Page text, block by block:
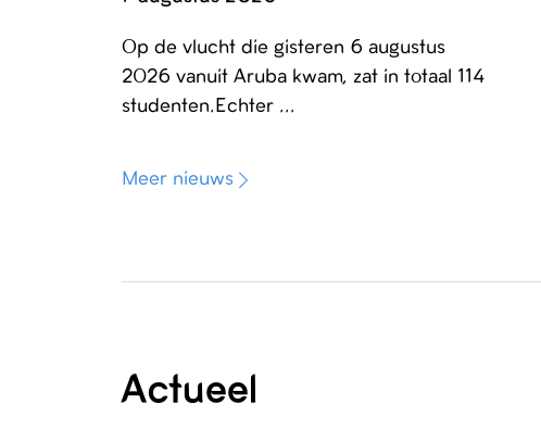
Op de vlucht die gisteren 6 augustus
2026 vanuit Aruba kwam, zat in totaal 114
studenten.Echter ...
Meer nieuws
Actueel